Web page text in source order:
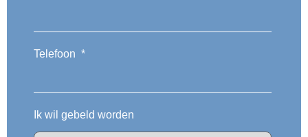
Telefoon *
Ik wil gebeld worden